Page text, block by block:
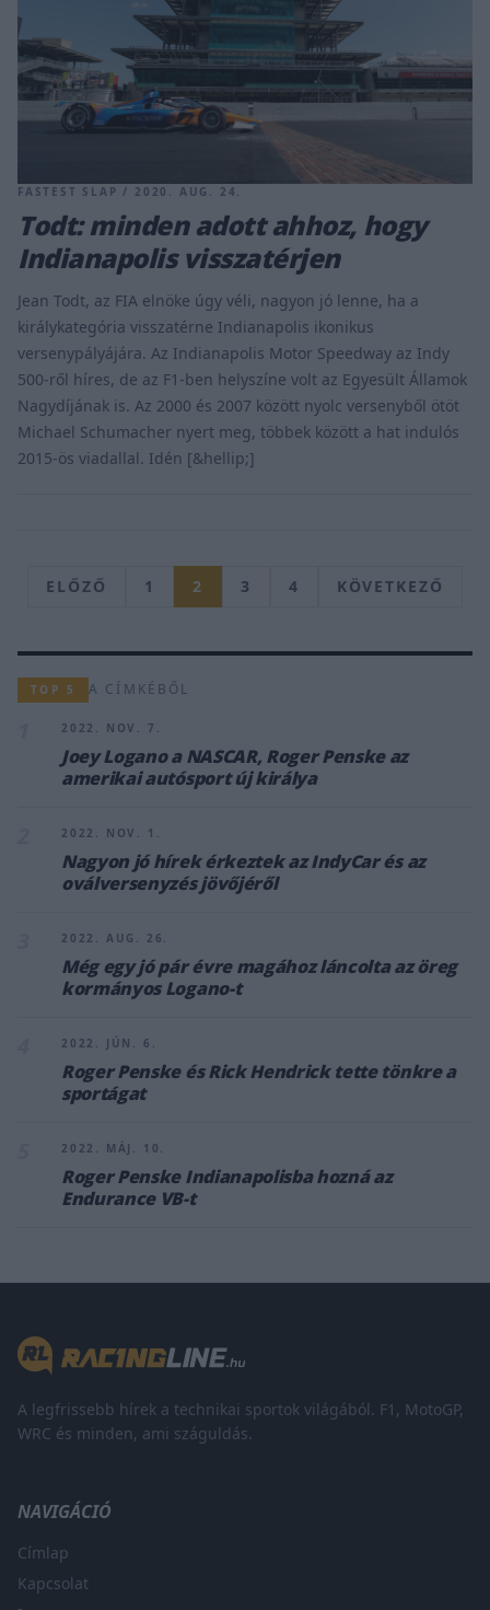
FASTEST SLAP / 2020. AUG. 24.
Todt: minden adott ahhoz, hogy
Indianapolis visszatérjen
Jean Todt, az FIA elnöke úgy véli, nagyon jó lenne, ha a
királykategória visszatérne Indianapolis ikonikus
versenypályájára. Az Indianapolis Motor Speedway az Indy
500-ről híres, de az F1-ben helyszíne volt az Egyesült Államok
Nagydíjának is. Az 2000 és 2007 között nyolc versenyből ötöt
Michael Schumacher nyert meg, többek között a hat indulós
2015-ös viadallal. Idén [&hellip;]
ELŐZŐ 1 2 3 4 KÖVETKEZŐ
TOP 5 A CÍMKÉBŐL
2022. NOV. 7.
Joey Logano a NASCAR, Roger Penske az
amerikai autósport új királya
2022. NOV. 1.
Nagyon jó hírek érkeztek az IndyCar és az
oválversenyzés jövőjéről
2022. AUG. 26.
Még egy jó pár évre magához láncolta az öreg
kormányos Logano-t
2022. JÚN. 6.
Roger Penske és Rick Hendrick tette tönkre a
sportágat
2022. MÁJ. 10.
Roger Penske Indianapolisba hozná az
Endurance VB-t
A legfrissebb hírek a technikai sportok világából. F1, MotoGP,
WRC és minden, ami száguldás.
NAVIGÁCIÓ
Címlap
Kapcsolat